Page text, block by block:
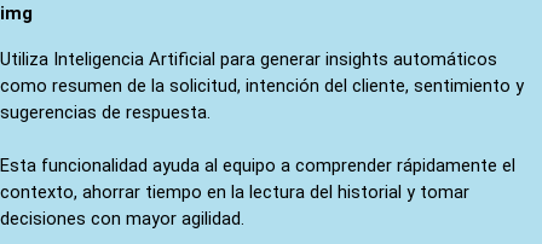
img
Utiliza Inteligencia Artificial para generar insights automáticos
como resumen de la solicitud, intención del cliente, sentimiento y
sugerencias de respuesta.
Esta funcionalidad ayuda al equipo a comprender rápidamente el
contexto, ahorrar tiempo en la lectura del historial y tomar
decisiones con mayor agilidad.